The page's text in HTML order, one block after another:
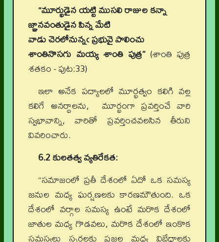
“మూర్ఖుడైన యట్టి ముసలి రాజుల కన్నా
జ్ఞానవంతుడైన పిన్న మేటి
వాడు చెరలోనున్నఁ ప్రభువై పాలించు
శాంతినొసగు మయ్య శాంతి పుత్ర”(శాంతి పుత్ర
శతకం - పుట:33)
ఇలా అనేక పద్యాలలో మూర్ఖత్వం కలిగి వల్ల
కలిగే అనర్థాలను, మూర్ఖంగా ప్రవర్తించే వారి
స్వభావాన్ని, వారితో ప్రవర్తించవలసిన తీరుని
వివరించారు.
6.2 కులతత్వ వ్యతిరేకత:
“సమాజంలో ప్రతీ దేశంలో ఏదో ఒక సమస్య
జనుల మధ్య ఘర్షణలకు కారణమౌతుంది. ఒక
దేశంలో వర్గాల సమస్య ఉంటే మరొక దేశంలో
జాతుల మధ్య గొడవలు, మరొక దేశంలో ఇంకొక
సమస్యలు స్పర్థలకు ప్రజల మధ్య విబేధాలకు